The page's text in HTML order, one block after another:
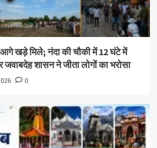
खड़े मिले; नंदा की चौकी में 12 घंटे में
शासन ने जीता लोगों का भरोसा
0